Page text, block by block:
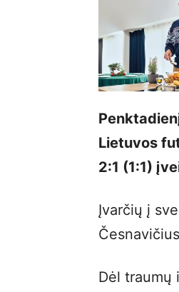
Lietuvos
2:1 (1:1)
Įvarčių į
Dėl traumų